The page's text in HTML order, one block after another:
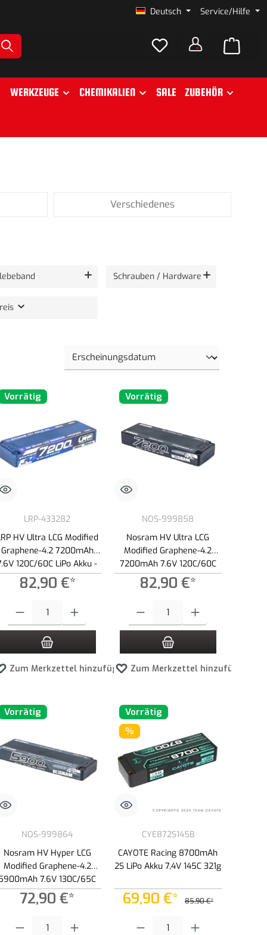
Deutsch Service/Hilfe
WERKZEUGE CHEMIKALIEN SALE ZUBEHÖR
Verschiedenes
Schrauben / Hardware
Vorrätig
LRP-433282
HV Ultra LCG Modified
Graphene-4.2 7200mAh
120C/60C LiPo Akku -
237g
82,90 €*
Zum Merkzettel hinzufügen
Vorrätig
NOS-999858
Nosram HV Ultra LCG
Modified Graphene-4.2
7200mAh 7.6V 120C/60C
LiPo Akku - 246g
82,90 €*
Zum Merkzettel hinzufügen
Vorrätig
NOS-999864
Nosram HV Hyper LCG
Modified Graphene-4.2
7.6V 130C/65C
LiPo Akku - 217g
72,90 €*
Vorrätig
%
CYE872S145B
CAYOTE Racing 8700mAh
2S LiPo Akku 7,4V 145C 321g
69,90 €* 85,90 €*